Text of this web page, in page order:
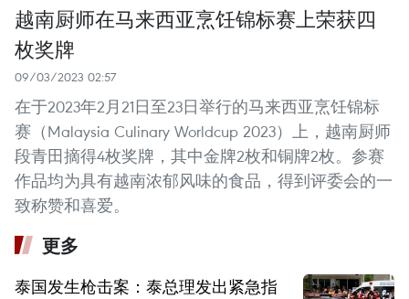
越南厨师在马来西亚烹饪锦标赛上荣获四
枚奖牌
09/03/2023 02:57
在于2023年2月21日至23日举行的马来西亚烹饪锦标
赛（Malaysia Culinary Worldcup 2023）上，越南厨师
段青田摘得4枚奖牌，其中金牌2枚和铜牌2枚。参赛
作品均为具有越南浓郁风味的食品，得到评委会的一
致称赞和喜爱。
更多
泰国发生枪击案：泰总理发出紧急指